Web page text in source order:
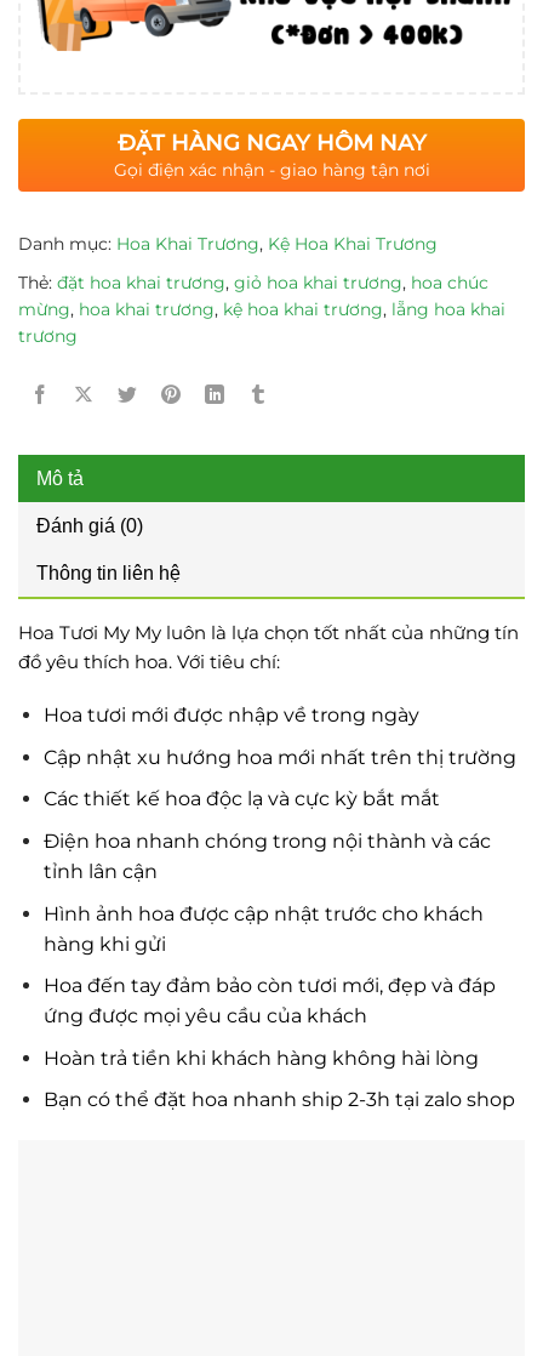
ĐẶT HÀNG NGAY HÔM NAY
Gọi điện xác nhận - giao hàng tận nơi
Danh mục: Hoa Khai Trương, Kệ Hoa Khai Trương
Thẻ: đặt hoa khai trương, giỏ hoa khai trương, hoa chúc
mừng, hoa khai trương, kệ hoa khai trương, lẵng hoa khai
trương
Mô tả
Đánh giá (0)
Thông tin liên hệ
Hoa Tươi My My luôn là lựa chọn tốt nhất của những tín
đồ yêu thích hoa. Với tiêu chí:
Hoa tươi mới được nhập về trong ngày
Cập nhật xu hướng hoa mới nhất trên thị trường
Các thiết kế hoa độc lạ và cực kỳ bắt mắt
Điện hoa nhanh chóng trong nội thành và các
tỉnh lân cận
Hình ảnh hoa được cập nhật trước cho khách
hàng khi gửi
Hoa đến tay đảm bảo còn tươi mới, đẹp và đáp
ứng được mọi yêu cầu của khách
Hoàn trả tiền khi khách hàng không hài lòng
Bạn có thể đặt hoa nhanh ship 2-3h tại zalo shop